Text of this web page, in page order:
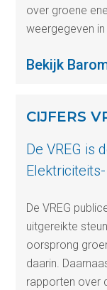
over groene
weergegeven
Bekijk
CIJFERS
De VREG is
De VREG
uitgereikte
oorsprong
daarin.
rapporten over